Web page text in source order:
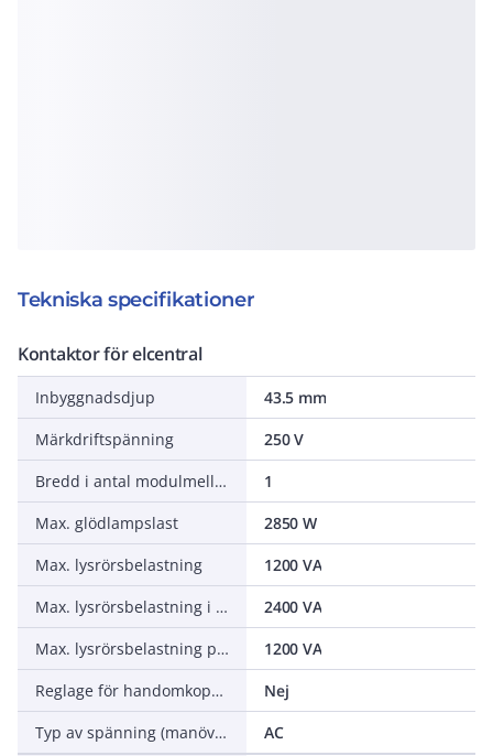
Tekniska specifikationer
Kontaktor för elcentral
Inbyggnadsdjup
43.5 mm
Märkdriftspänning
250 V
Bredd i antal modulmellanrum
1
Max. glödlampslast
2850 W
Max. lysrörsbelastning
1200 VA
Max. lysrörsbelastning i Duo-koppling
2400 VA
Max. lysrörsbelastning parallellkompenserad
1200 VA
Reglage för handomkopplare
Nej
Typ av spänning (manöverspänning)
AC